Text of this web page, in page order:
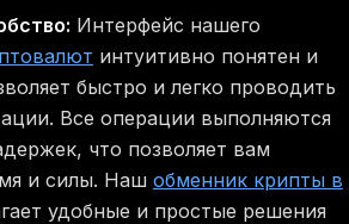
Интерфейс нашего
интуитивно понятен и
быстро и легко проводить
Все операции выполняются
что позволяет вам
и силы. Наш обменник крипты в
удобные и простые решения